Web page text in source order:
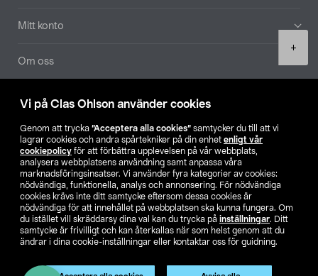
Vi på Clas Ohlson använder cookies
Genom att trycka ”Acceptera alla cookies” samtycker du till att vi
lagrar cookies och andra spårtekniker på din enhet enligt vår
cookiepolicy för att förbättra upplevelsen på vår webbplats,
analysera webbplatsens användning samt anpassa våra
marknadsföringsinsatser. Vi använder fyra kategorier av cookies:
nödvändiga, funktionella, analys och annonsering. För nödvändiga
cookies krävs inte ditt samtycke eftersom dessa cookies är
nödvändiga för att innehållet på webbplatsen ska kunna fungera. Om
du istället vill skräddarsy dina val kan du trycka på inställningar. Ditt
samtycke är frivilligt och kan återkallas när som helst genom att du
ändrar i dina cookie-inställningar eller kontaktar oss för guidning.
+
Mitt konto
Om oss
Aktuellt
Våra bolag
Hitta butik
SE NO FI